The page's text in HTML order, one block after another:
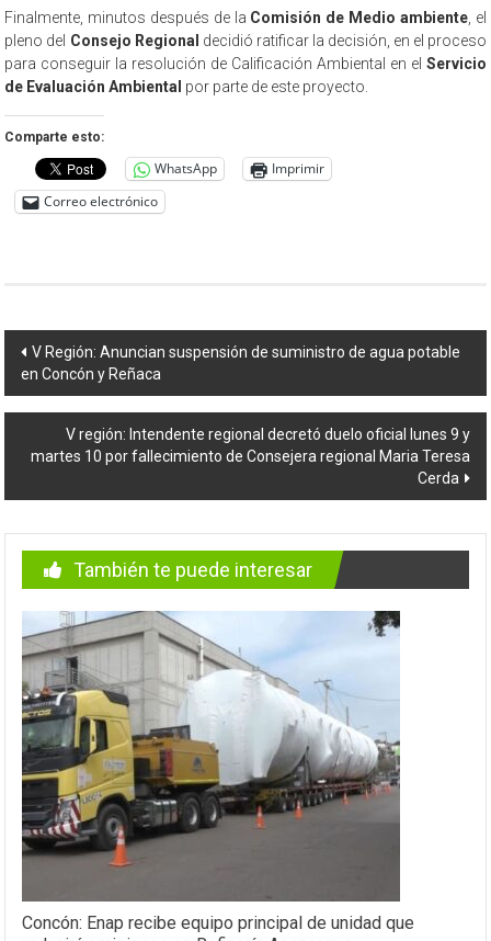
Finalmente, minutos después de la Comisión de Medio ambiente, el
pleno del Consejo Regional decidió ratificar la decisión, en el proceso
para conseguir la resolución de Calificación Ambiental en el Servicio
de Evaluación Ambiental por parte de este proyecto.
Comparte esto:
WhatsApp
Imprimir
Correo electrónico
Navegación
de
entradas
V Región: Anuncian suspensión de suministro de agua potable
en Concón y Reñaca
V región: Intendente regional decretó duelo oficial lunes 9 y
martes 10 por fallecimiento de Consejera regional Maria Teresa
Cerda
También te puede interesar
Concón: Enap recibe equipo principal de unidad que